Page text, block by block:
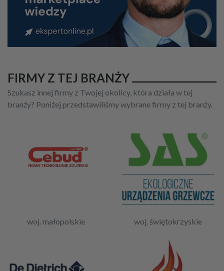
FIRMY Z TEJ BRANŻY
Szukasz innej firmy z Twojej okolicy, która działa w tej
branży? Poniżej przedstawiliśmy wybrane firmy z tej branży.
woj. małopolskie woj. świętokrzyskie